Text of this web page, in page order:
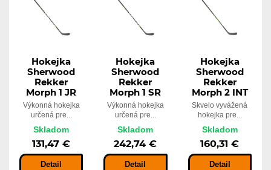
Hokejka
Sherwood
Rekker
Morph 1 JR
Výkonná hokejka
určená pre...
Skladom
131,47 €
Detail
Hokejka
Sherwood
Rekker
Morph 1 SR
Výkonná hokejka
určená pre...
Skladom
242,74 €
Detail
Hokejka
Sherwood
Rekker
Morph 2 INT
Skvelo vyvážená
hokejka pre...
Skladom
160,31 €
Detail